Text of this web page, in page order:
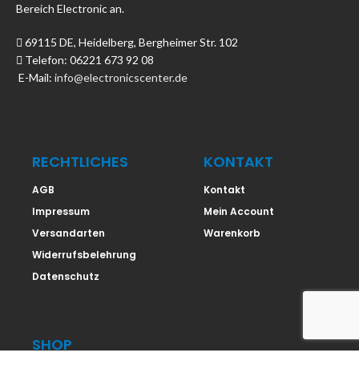
Bereich Electronic an.
69115 DE, Heidelberg, Bergheimer Str. 102
Telefon: 06221 673 92 08
E-Mail:info@electronicscenter.de
RECHTLICHES
AGB
Impressum
Versandarten
Widerrufsbelehrung
Datenschutz
KONTAKT
Kontakt
Mein Account
Warenkorb
SHOP